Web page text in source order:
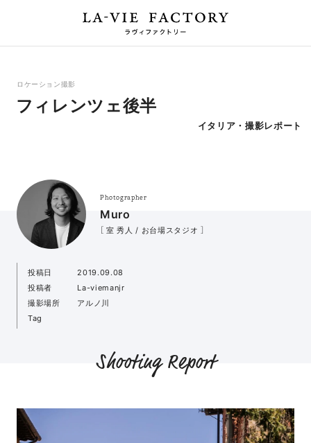
ロケーション撮影
フィレンツェ後半
イタリア・撮影レポート
Photographer
Muro
［ 室 秀人 / お台場スタジオ ］
投稿日
2019.09.08
投稿者
La-viemanjr
撮影場所
アルノ川
Tag
Shooting Report